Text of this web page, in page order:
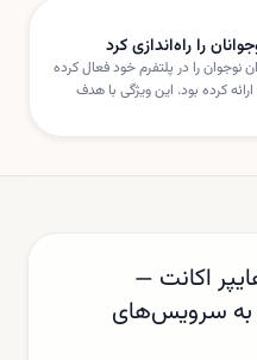
را راه‌اندازی کرد
را در پلتفرم خود فعال کرده
کرده بود. این ویژگی با هدف
اکانت —
به سرویس‌های